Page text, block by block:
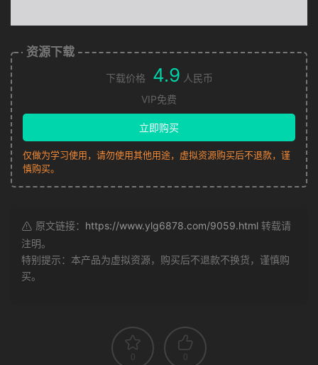
资源下载
下载价格 4.9 人民币
VIP免费
立即购买
仅做为学习使用，请勿使用其他用途，虚拟资源购买后不退款，谨
慎购买。
原文链接： https://www.ylg6878.com/9059.html 转载请
注明。
特别提示：本产品为虚拟资源，购买后不退款不换货，谨慎购
买。
0 0